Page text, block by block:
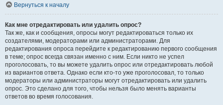
Вернуться к началу
Как мне отредактировать или удалить опрос?
Так же, как и сообщения, опросы могут редактироваться только их
создателями, модераторами или администраторами. Для
редактирования опроса перейдите к редактированию первого сообщения
в теме; опрос всегда связан именно с ним. Если никто не успел
проголосовать, то вы можете удалить опрос или отредактировать любой
из вариантов ответа. Однако если кто-то уже проголосовал, то только
модераторы или администраторы могут отредактировать или удалить
опрос. Это сделано для того, чтобы нельзя было менять варианты
ответов во время голосования.